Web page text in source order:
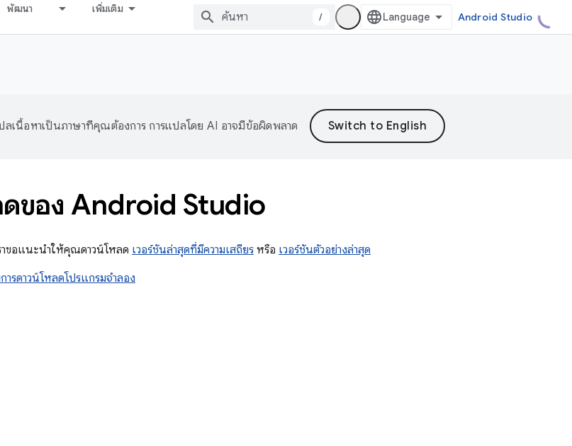
พัฒนา เพิ่มเติม
/ Android Studio
เนื้อหาเป็นภาษาที่คุณต้องการ การแปลโดย AI อาจมีข้อผิดพลาด
ดของ Android Studio
าขอแนะนำให้คุณดาวน์โหลด เวอร์ชันล่าสุดที่มีความเสถียร หรือ เวอร์ชันตัวอย่างล่าสุด
ารดาวน์โหลดโปรแกรมจำลอง